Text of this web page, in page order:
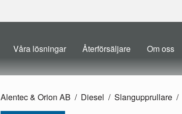
Våra lösningar Återförsäljare Om oss
Alentec & Orion AB Diesel Slangupprullare